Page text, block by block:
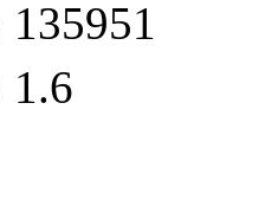
135951
1.6